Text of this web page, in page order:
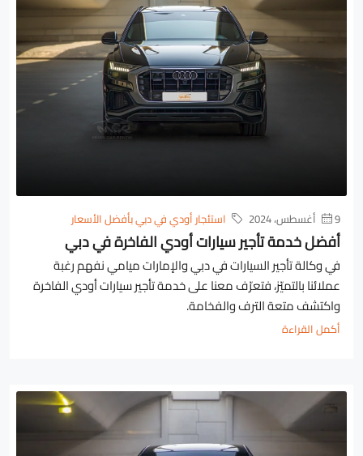
9 أغسطس، 2024 استئجار أودي في دبي بأفضل الأسعار
أفضل خدمة تأجير سيارات أودي الفاخرة في دبي
في وكالة تأجير السيارات في دبي والإمارات ميامي نفهم رغبة
عملائنا بالتميّز، فتعرّف معنا على خدمة تأجير سيارات أودي الفاخرة
واكتشف متعة الترف والفخامة.
أكمل القراءة